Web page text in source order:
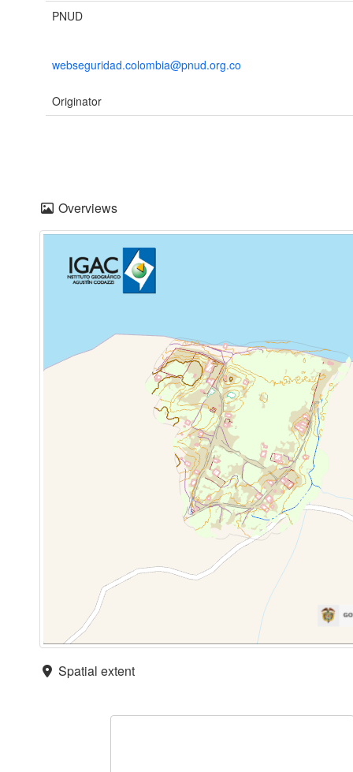
PNUD
webseguridad.colombia@pnud.org.co
Originator
Overviews
Spatial extent